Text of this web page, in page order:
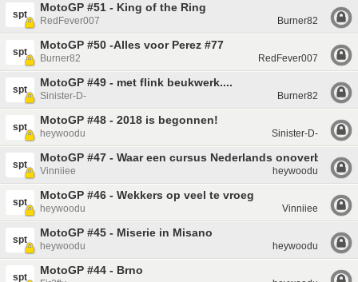
spt
MotoGP #51 - King of the Ring
RedFever007 Burner82
spt
MotoGP #50 -Alles voor Perez #77
Burner82 RedFever007
spt
MotoGP #49 - met flink beukwerk....
Sinister-D- Burner82
spt
MotoGP #48 - 2018 is begonnen!
heywoodu Sinister-D-
spt
MotoGP #47 - Waar een cursus Nederlands onoverbodig is
Vinniiee heywoodu
spt
MotoGP #46 - Wekkers op veel te vroeg
heywoodu Vinniiee
spt
MotoGP #45 - Miserie in Misano
heywoodu heywoodu
spt
MotoGP #44 - Brno